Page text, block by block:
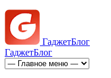
ГаджетБлог
ГаджетБлог